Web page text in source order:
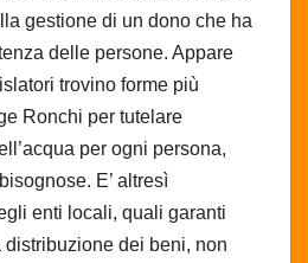
gestione di un dono che ha
delle persone. Appare
trovino forme più
Ronchi per tutelare
per ogni persona,
E’ altresì
enti locali, quali garanti
dei beni, non